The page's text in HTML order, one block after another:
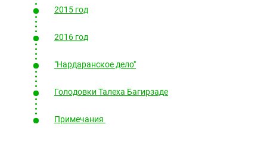
2015 год
2016 год
"Нардаранское дело"
Голодовки Талеха Багирзаде
Примечания